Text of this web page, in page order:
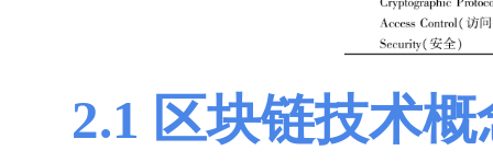
2.1 区块链技术